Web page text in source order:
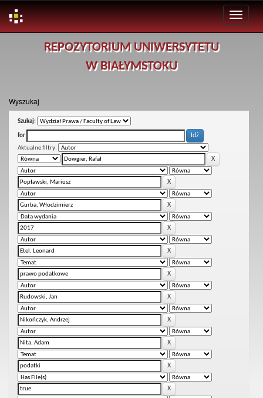
REPOZYTORIUM UNIWERSYTETU
W BIAŁYMSTOKU
Wyszukaj
Szukaj:
for
Aktualne filtry: